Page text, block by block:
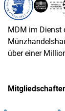
MDM im Dienst
über einer